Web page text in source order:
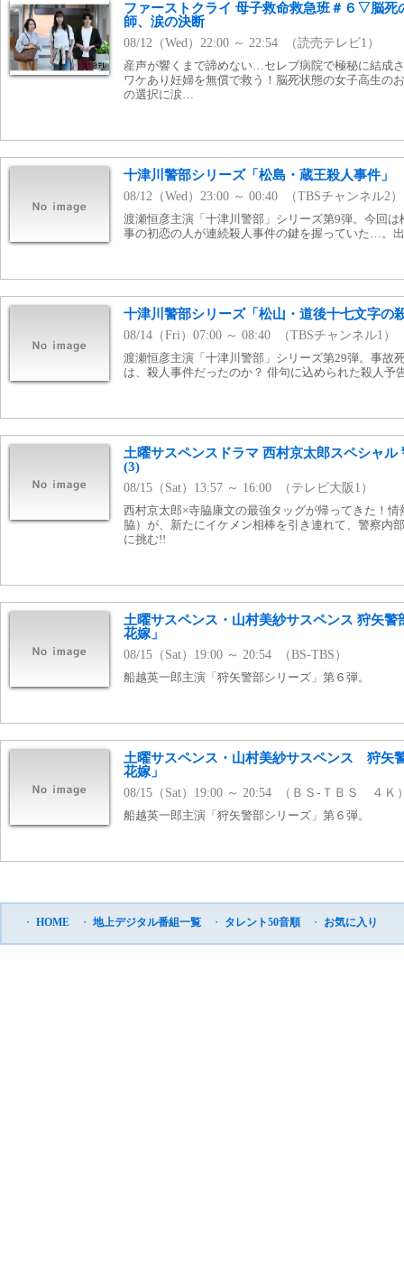
ファーストクライ 母子救命救急班＃６▽脳
師、涙の決断
08/12（Wed）22:00 ～ 22:54 （読売テレビ1）
産声が響くまで諦めない…セレブ病院で極秘に結成
ワケあり妊婦を無償で救う！脳死状態の女子高生の
の選択に涙…
十津川警部シリーズ「松島・蔵王殺人事件」
08/12（Wed）23:00 ～ 00:40 （TBSチャンネル2）
渡瀬恒彦主演「十津川警部」シリーズ第9弾。今回
事の初恋の人が連続殺人事件の鍵を握っていた…。
十津川警部シリーズ「松山・道後十七文字の
08/14（Fri）07:00 ～ 08:40 （TBSチャンネル1）
渡瀬恒彦主演「十津川警部」シリーズ第29弾。事故
は、殺人事件だったのか？ 俳句に込められた殺人予
土曜サスペンスドラマ 西村京太郎スペシャル
(3)
08/15（Sat）13:57 ～ 16:00 （テレビ大阪1）
西村京太郎×寺脇康文の最強タッグが帰ってきた！
脇）が、新たにイケメン相棒を引き連れて、警察内
に挑む!!
土曜サスペンス・山村美紗サスペンス 狩矢警
花嫁」
08/15（Sat）19:00 ～ 20:54 （BS-TBS）
船越英一郎主演「狩矢警部シリーズ」第６弾。
土曜サスペンス・山村美紗サスペンス 狩矢
花嫁」
08/15（Sat）19:00 ～ 20:54 （ＢＳ-ＴＢＳ ４Ｋ
船越英一郎主演「狩矢警部シリーズ」第６弾。
・ HOME ・ 地上デジタル番組一覧 ・ タレント50音順 ・ お気に入り